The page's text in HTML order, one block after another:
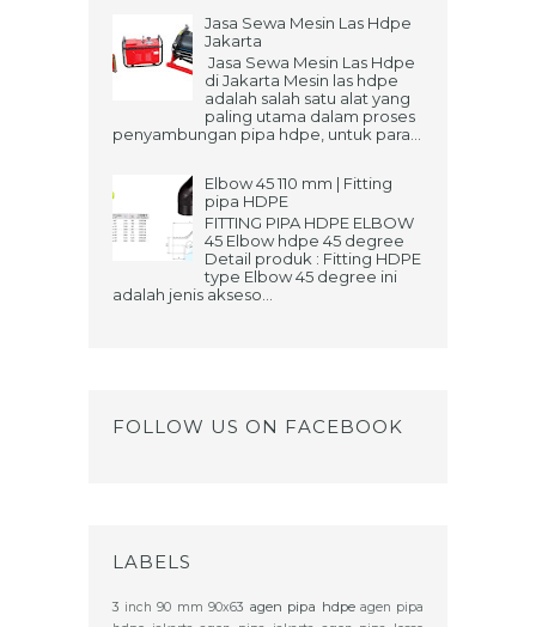
Jasa Sewa Mesin Las Hdpe
Jakarta
Jasa Sewa Mesin Las Hdpe
di Jakarta Mesin las hdpe
adalah salah satu alat yang
paling utama dalam proses
penyambungan pipa hdpe, untuk para...
Elbow 45 110 mm | Fitting
pipa HDPE
FITTING PIPA HDPE ELBOW
45 Elbow hdpe 45 degree
Detail produk : Fitting HDPE
type Elbow 45 degree ini
adalah jenis akseso...
FOLLOW US ON FACEBOOK
LABELS
3 inch 90 mm 90x63 agen pipa hdpe agen pipa